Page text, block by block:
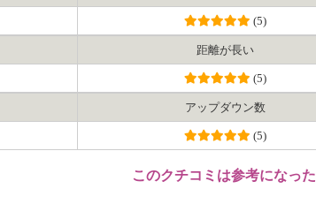
(5)
距離が長い
(5)
アップダウン数
(5)
このクチコミは参考になった